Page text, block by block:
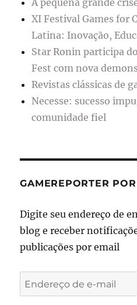
XI Festival Games for
Latina: Inovação,
Star Ronin participa
Fest com nova
Revistas clássicas de
Necesse: sucesso
comunidade fiel
GAMEREPORTER
Digite seu endereço de
blog e receber
publicações por email
Endereço
de